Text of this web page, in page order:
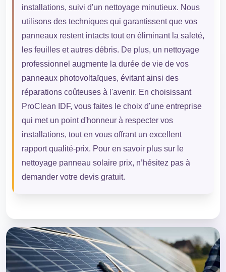
installations, suivi d'un nettoyage minutieux. Nous
utilisons des techniques qui garantissent que vos
panneaux restent intacts tout en éliminant la saleté,
les feuilles et autres débris. De plus, un nettoyage
professionnel augmente la durée de vie de vos
panneaux photovoltaïques, évitant ainsi des
réparations coûteuses à l'avenir. En choisissant
ProClean IDF, vous faites le choix d'une entreprise
qui met un point d'honneur à respecter vos
installations, tout en vous offrant un excellent
rapport qualité-prix. Pour en savoir plus sur le
nettoyage panneau solaire prix, n’hésitez pas à
demander votre devis gratuit.